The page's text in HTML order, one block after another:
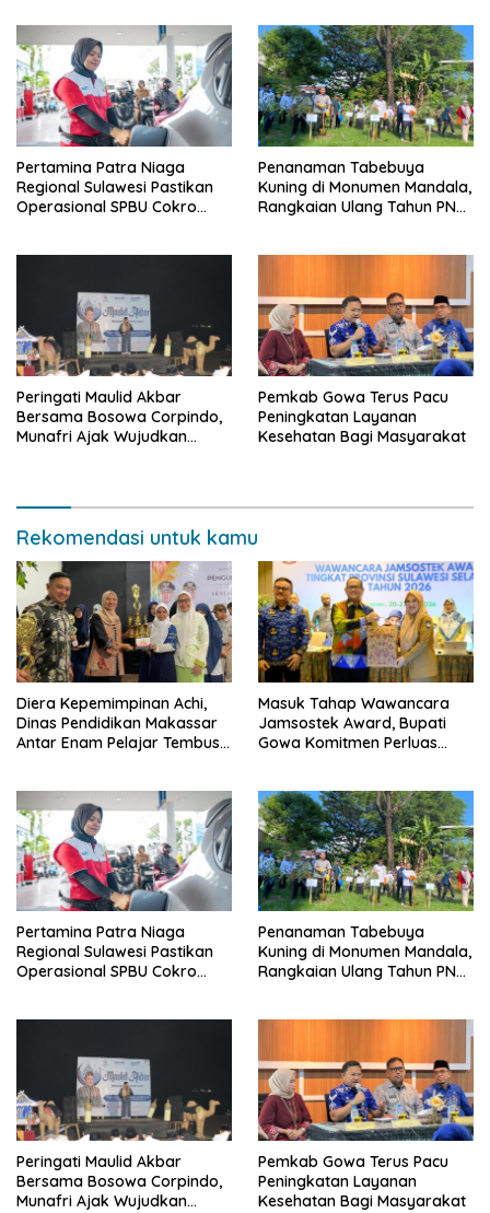
Pertamina Patra Niaga
Regional Sulawesi Pastikan
Operasional SPBU Cokro
Penanaman Tabebuya
Kuning di Monumen Mandala,
Rangkaian Ulang Tahun PNM
Peringati Maulid Akbar
Bersama Bosowa Corpindo,
Munafri Ajak Wujudkan
Pemkab Gowa Terus Pacu
Peningkatan Layanan
Kesehatan Bagi Masyarakat
Rekomendasi untuk kamu
Diera Kepemimpinan Achi,
Dinas Pendidikan Makassar
Antar Enam Pelajar Tembus
Masuk Tahap Wawancara
Jamsostek Award, Bupati
Gowa Komitmen Perluas
Pertamina Patra Niaga
Regional Sulawesi Pastikan
Operasional SPBU Cokro
Penanaman Tabebuya
Kuning di Monumen Mandala,
Rangkaian Ulang Tahun PNM
Peringati Maulid Akbar
Bersama Bosowa Corpindo,
Munafri Ajak Wujudkan
Pemkab Gowa Terus Pacu
Peningkatan Layanan
Kesehatan Bagi Masyarakat